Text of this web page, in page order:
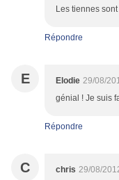
Les tiennes
Répondre
E Elodie 29/08/
génial ! Je suis
Répondre
C chris 29/08/